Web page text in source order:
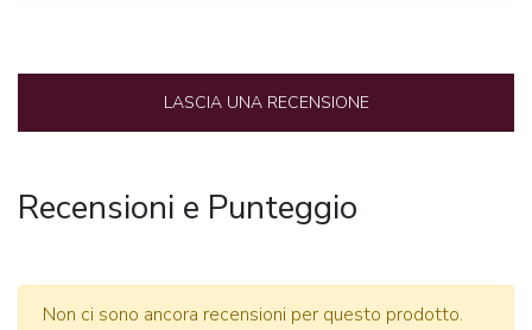
LASCIA UNA RECENSIONE
Recensioni e Punteggio
Non ci sono ancora recensioni per questo prodotto.